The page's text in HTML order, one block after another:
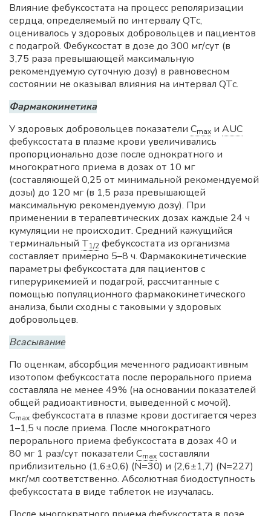
Влияние фебуксостата на процесс реполяризации
сердца, определяемый по интервалу QTc,
оценивалось у здоровых добровольцев и пациентов
с подагрой. Фебуксостат в дозе до 300 мг/сут (в
3,75 раза превышающей максимальную
рекомендуемую суточную дозу) в равновесном
состоянии не оказывал влияния на интервал QTc.
Фармакокинетика
У здоровых добровольцев показатели Cmax и AUC
фебуксостата в плазме крови увеличивались
пропорционально дозе после однократного и
многократного приема в дозах от 10 мг
(составляющей 0,25 от минимальной рекомендуемой
дозы) до 120 мг (в 1,5 раза превышающей
максимальную рекомендуемую дозу). При
применении в терапевтических дозах каждые 24 ч
кумуляции не происходит. Средний кажущийся
терминальный T1/2 фебуксостата из организма
составляет примерно 5–8 ч. Фармакокинетические
параметры фебуксостата для пациентов с
гиперурикемией и подагрой, рассчитанные с
помощью популяционного фармакокинетического
анализа, были сходны с таковыми у здоровых
добровольцев.
Всасывание
По оценкам, абсорбция меченного радиоактивным
изотопом фебуксостата после перорального приема
составляла не менее 49% (на основании показателей
общей радиоактивности, выведенной с мочой).
Cmax фебуксостата в плазме крови достигается через
1–1,5 ч после приема. После многократного
перорального приема фебуксостата в дозах 40 и
80 мг 1 раз/сут показатели Cmax составляли
приблизительно (1,6±0,6) (N=30) и (2,6±1,7) (N=227)
мкг/мл соответственно. Абсолютная биодоступность
фебуксостата в виде таблеток не изучалась.